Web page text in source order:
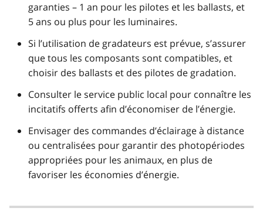
garanties – 1 an pour les pilotes et les ballasts, et
5 ans ou plus pour les luminaires.
Si l’utilisation de gradateurs est prévue, s’assurer
que tous les composants sont compatibles, et
choisir des ballasts et des pilotes de gradation.
Consulter le service public local pour connaître les
incitatifs offerts afin d’économiser de l’énergie.
Envisager des commandes d’éclairage à distance
ou centralisées pour garantir des photopériodes
appropriées pour les animaux, en plus de
favoriser les économies d’énergie.